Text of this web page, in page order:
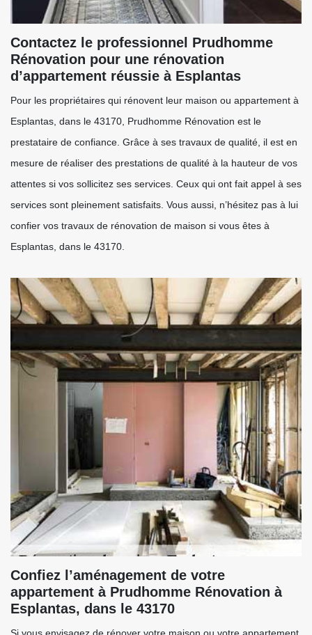
Contactez le professionnel Prudhomme
Rénovation pour une rénovation
d’appartement réussie à Esplantas
Pour les propriétaires qui rénovent leur maison ou appartement à
Esplantas, dans le 43170, Prudhomme Rénovation est le
prestataire de confiance. Grâce à ses travaux de qualité, il est en
mesure de réaliser des prestations de qualité à la hauteur de vos
attentes si vos sollicitez ses services. Ceux qui ont fait appel à ses
services sont pleinement satisfaits. Vous aussi, n’hésitez pas à lui
confier vos travaux de rénovation de maison si vous êtes à
Esplantas, dans le 43170.
Confiez l’aménagement de votre
appartement à Prudhomme Rénovation à
Esplantas, dans le 43170